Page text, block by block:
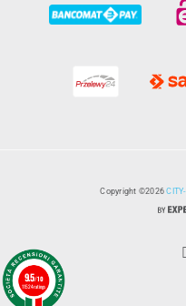
Copyright ©2026
9.5/10
11524 ratings